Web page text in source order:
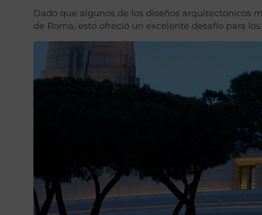
Dado que algunos de los diseños arquitectonicos
de Roma, esto ofreció un excelente desafío para